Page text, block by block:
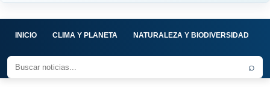
INICIO CLIMA Y PLANETA NATURALEZA Y BIODIVERSIDAD
⌕